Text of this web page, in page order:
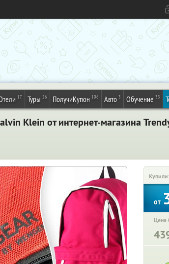
17 Туры 26 ПолучиКупон 106 Авто 3 Обучение 33
Klein от интернет-магазина
Купили:
от
Цена